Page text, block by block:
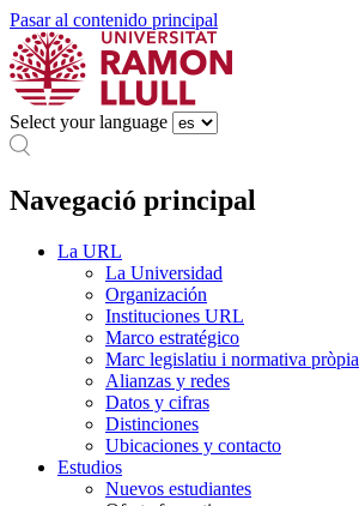
Pasar al contenido principal
Select your language
Navegació principal
La URL
La Universidad
Organización
Instituciones URL
Marco estratégico
Marc legislatiu i normativa pròpia
Alianzas y redes
Datos y cifras
Distinciones
Ubicaciones y contacto
Estudios
Nuevos estudiantes